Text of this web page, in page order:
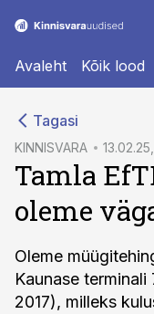
Avaleht Kõik lood
Tagasi
KINNISVARA
Tamla
oleme
Oleme
Kaunase
2017), milleks